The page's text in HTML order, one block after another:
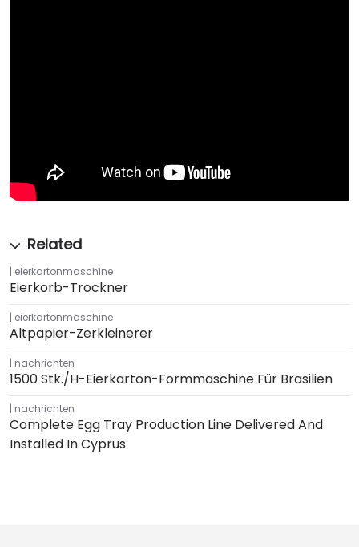
eierkartonmaschine
Eierkorb-Trockner
eierkartonmaschine
Altpapier-Zerkleinerer
nachrichten
1500 Stk./h-Eierkarton-Formmaschine Für Brasilien
nachrichten
Complete Egg Tray Production Line Delivered And
Installed In Cyprus